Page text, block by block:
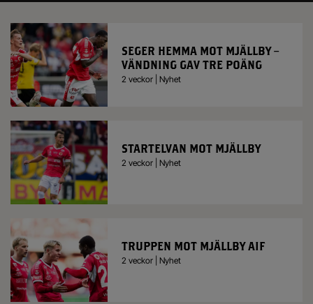
SEGER HEMMA MOT MJÄLLBY –
VÄNDNING GAV TRE POÄNG
2 veckor | Nyhet
STARTELVAN MOT MJÄLLBY
2 veckor | Nyhet
TRUPPEN MOT MJÄLLBY AIF
2 veckor | Nyhet